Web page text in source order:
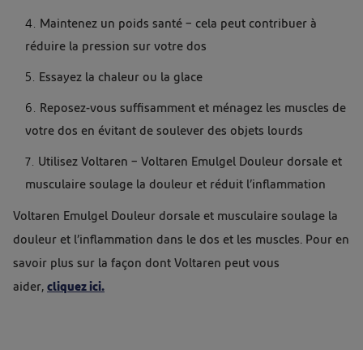
Maintenez un poids santé – cela peut contribuer à
réduire la pression sur votre dos
Essayez la chaleur ou la glace
Reposez-vous suffisamment et ménagez les muscles de
votre dos en évitant de soulever des objets lourds
Utilisez Voltaren – Voltaren Emulgel Douleur dorsale et
musculaire soulage la douleur et réduit l’inflammation
Voltaren Emulgel Douleur dorsale et musculaire soulage la
douleur et l’inflammation dans le dos et les muscles. Pour en
savoir plus sur la façon dont Voltaren peut vous
aider, cliquez ici.